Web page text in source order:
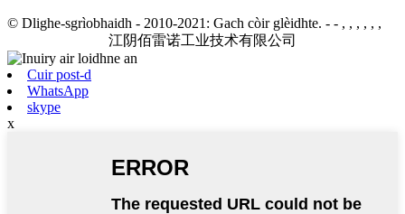
© Dlighe-sgrìobhaidh - 2010-2021: Gach còir glèidhte. - - , , , , , ,
江阴佰雷诺工业技术有限公司
Cuir post-d
WhatsApp
skype
x